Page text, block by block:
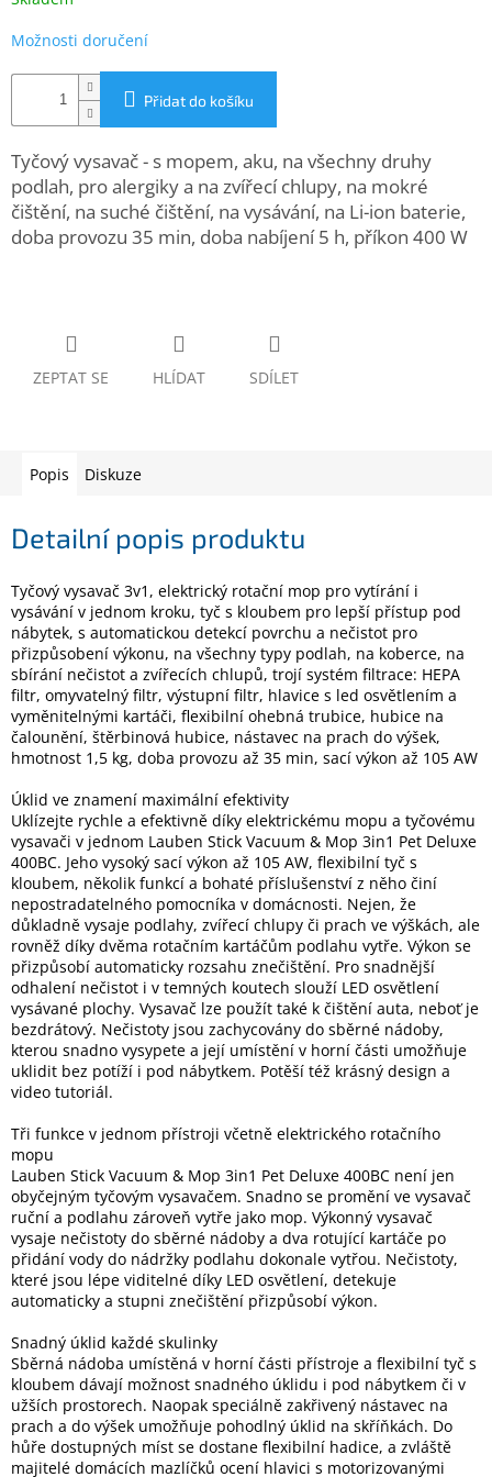
www.inpraise.cz
a
Cyklo
a
sport
Velké
notebooky
Elektronika
Domácnost
%
Black
Friday
VÝPRODEJ
Akční
zboží
TONERY
A
CARTRIDGE
OEM
Sestavy
počítačů
Inpraise
Kamerové
systémy
MILESIGHT
Doprodej
Přihlášení
Možnosti doručení
Přidat do košíku
Tyčový vysavač - s mopem, aku, na všechny druhy
podlah, pro alergiky a na zvířecí chlupy, na mokré
čištění, na suché čištění, na vysávání, na Li-ion baterie,
doba provozu 35 min, doba nabíjení 5 h, příkon 400 W
ZEPTAT SE HLÍDAT SDÍLET
Popis Diskuze
Detailní popis produktu
Tyčový vysavač 3v1, elektrický rotační mop pro vytírání i
vysávání v jednom kroku, tyč s kloubem pro lepší přístup pod
nábytek, s automatickou detekcí povrchu a nečistot pro
přizpůsobení výkonu, na všechny typy podlah, na koberce, na
sbírání nečistot a zvířecích chlupů, trojí systém filtrace: HEPA
filtr, omyvatelný filtr, výstupní filtr, hlavice s led osvětlením a
vyměnitelnými kartáči, flexibilní ohebná trubice, hubice na
čalounění, štěrbinová hubice, nástavec na prach do výšek,
hmotnost 1,5 kg, doba provozu až 35 min, sací výkon až 105 AW
Úklid ve znamení maximální efektivity
Uklízejte rychle a efektivně díky elektrickému mopu a tyčovému
vysavači v jednom Lauben Stick Vacuum & Mop 3in1 Pet Deluxe
400BC. Jeho vysoký sací výkon až 105 AW, flexibilní tyč s
kloubem, několik funkcí a bohaté příslušenství z něho činí
nepostradatelného pomocníka v domácnosti. Nejen, že
důkladně vysaje podlahy, zvířecí chlupy či prach ve výškách, ale
rovněž díky dvěma rotačním kartáčům podlahu vytře. Výkon se
přizpůsobí automaticky rozsahu znečištění. Pro snadnější
odhalení nečistot i v temných koutech slouží LED osvětlení
vysávané plochy. Vysavač lze použít také k čištění auta, neboť je
bezdrátový. Nečistoty jsou zachycovány do sběrné nádoby,
kterou snadno vysypete a její umístění v horní části umožňuje
uklidit bez potíží i pod nábytkem. Potěší též krásný design a
video tutoriál.
Tři funkce v jednom přístroji včetně elektrického rotačního
mopu
Lauben Stick Vacuum & Mop 3in1 Pet Deluxe 400BC není jen
obyčejným tyčovým vysavačem. Snadno se promění ve vysavač
ruční a podlahu zároveň vytře jako mop. Výkonný vysavač
vysaje nečistoty do sběrné nádoby a dva rotující kartáče po
přidání vody do nádržky podlahu dokonale vytřou. Nečistoty,
které jsou lépe viditelné díky LED osvětlení, detekuje
automaticky a stupni znečištění přizpůsobí výkon.
Snadný úklid každé skulinky
Sběrná nádoba umístěná v horní části přístroje a flexibilní tyč s
kloubem dávají možnost snadného úklidu i pod nábytkem či v
užších prostorech. Naopak speciálně zakřivený nástavec na
prach a do výšek umožňuje pohodlný úklid na skříňkách. Do
hůře dostupných míst se dostane flexibilní hadice, a zvláště
majitelé domácích mazlíčků ocení hlavici s motorizovanými